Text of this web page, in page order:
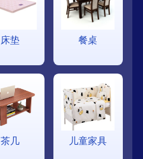
床垫 餐桌
茶几 儿童家具